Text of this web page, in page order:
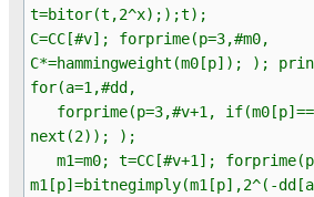
t=bitor(t,2^x););t);
C=CC[#v]; forprime(p=3,#m0,
C*=hammingweight(m0[p]); );
for(a=1,#dd,
forprime(p=3,#v+1,
next(2)); );
m1=m0; t=CC[#v+1];
m1[p]=bitnegimply(m1[p],2^(-